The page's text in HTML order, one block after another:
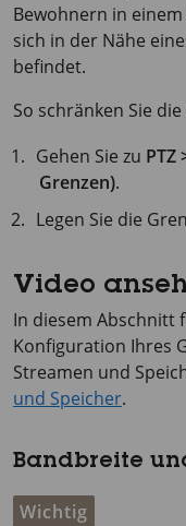
Bewohnern in
sich in der Nähe
befindet.
So schränken Sie
Gehen Sie zu PTZ
Grenzen).
Legen Sie die
Video
In diesem Abschnitt
Konfiguration Ihres
Streamen und
und Speicher.
Bandbreite
Wichtig